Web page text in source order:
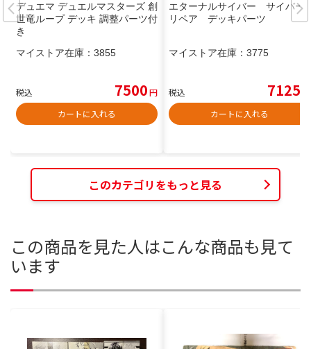
デュエマ デュエルマスターズ 創
世竜ループ デッキ 調整パーツ付
き
マイストア在庫： 3855
税込 7500円
カートに入れる
エターナルサイバー サイバー
リペア デッキパーツ
マイストア在庫： 3775
税込 7125
カートに入れる
このカテゴリをもっと見る
この商品を見た人はこんな商品も見て
います